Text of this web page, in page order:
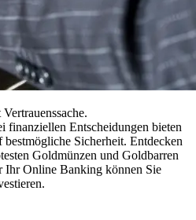
finanziellen Entscheidungen bieten
Sicherheit. Entdecken
Goldmünzen und Goldbarren
Ihr Online Banking können Sie